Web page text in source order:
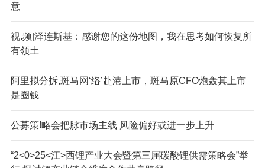
意
视.频|泽连斯基：感谢您的这份地图，我在思考如何恢复所
有领土
阿里拟分拆,斑马网‘络’赴港上市，斑马原CFO炮轰其上市
是圈钱
公募策!略会把脉市场主线 风险偏好或进一步上升
“2<0>25<江>西锂产业大会暨第三届碳酸锂供需策略会”举